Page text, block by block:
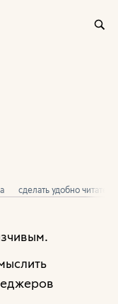
сделать удобно